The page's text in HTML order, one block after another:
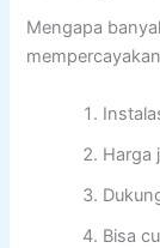
Mengapa
Harga
Bisa